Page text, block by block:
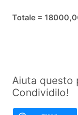
Totale =
Aiuta questo
Condividilo!